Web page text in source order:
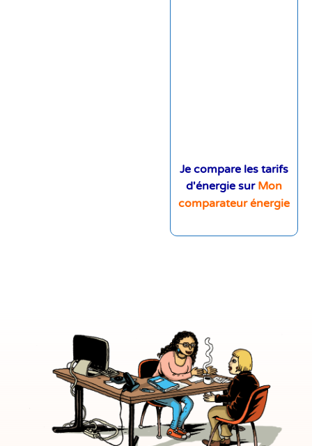
Je compare les tarifs
d'énergie sur Mon
comparateur énergie